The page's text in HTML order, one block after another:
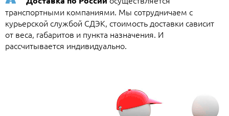
транспортными компаниями. Мы сотрудничаем с
курьерской службой СДЭК, стоимость доставки сависит
от веса, габаритов и пункта назначения. И
рассчитывается индивидуально.